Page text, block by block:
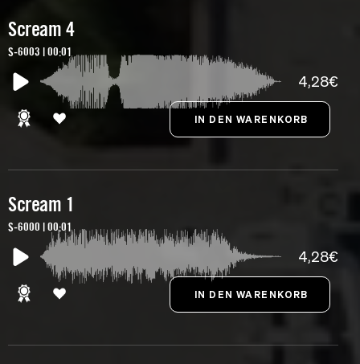
Scream 4
S-6003 | 00:01
4,28€
Scream 1
S-6000 | 00:01
4,28€